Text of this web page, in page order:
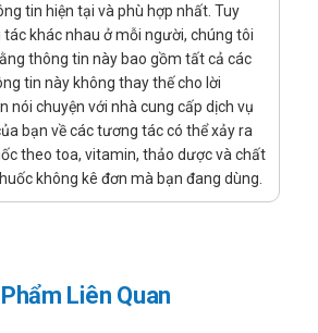
để hòa tan sỏi mật với liều 8 - 12
uống hàng ngày, dùng 1 lần trước khi
chia làm 2 lần, trong khoảng 2 năm
3 - 4 tháng sau khi tan sỏi).
nhất thiết phải chia đều, với liều lớn
buổi tối trước khi ngủ vì nguy cơ tăng
2 lần/ngày, có thể dùng với mục đích
mật ở những bệnh nhân có giảm cân
tin hiện tại và phù hợp nhất. Tuy
khác nhau ở mỗi người, chúng tôi
thông tin này bao gồm tất cả các
tin này không thay thế cho lời
nói chuyện với nhà cung cấp dịch vụ
bạn về các tương tác có thể xảy ra
theo toa, vitamin, thảo dược và chất
không kê đơn mà bạn đang dùng.
Liên Quan